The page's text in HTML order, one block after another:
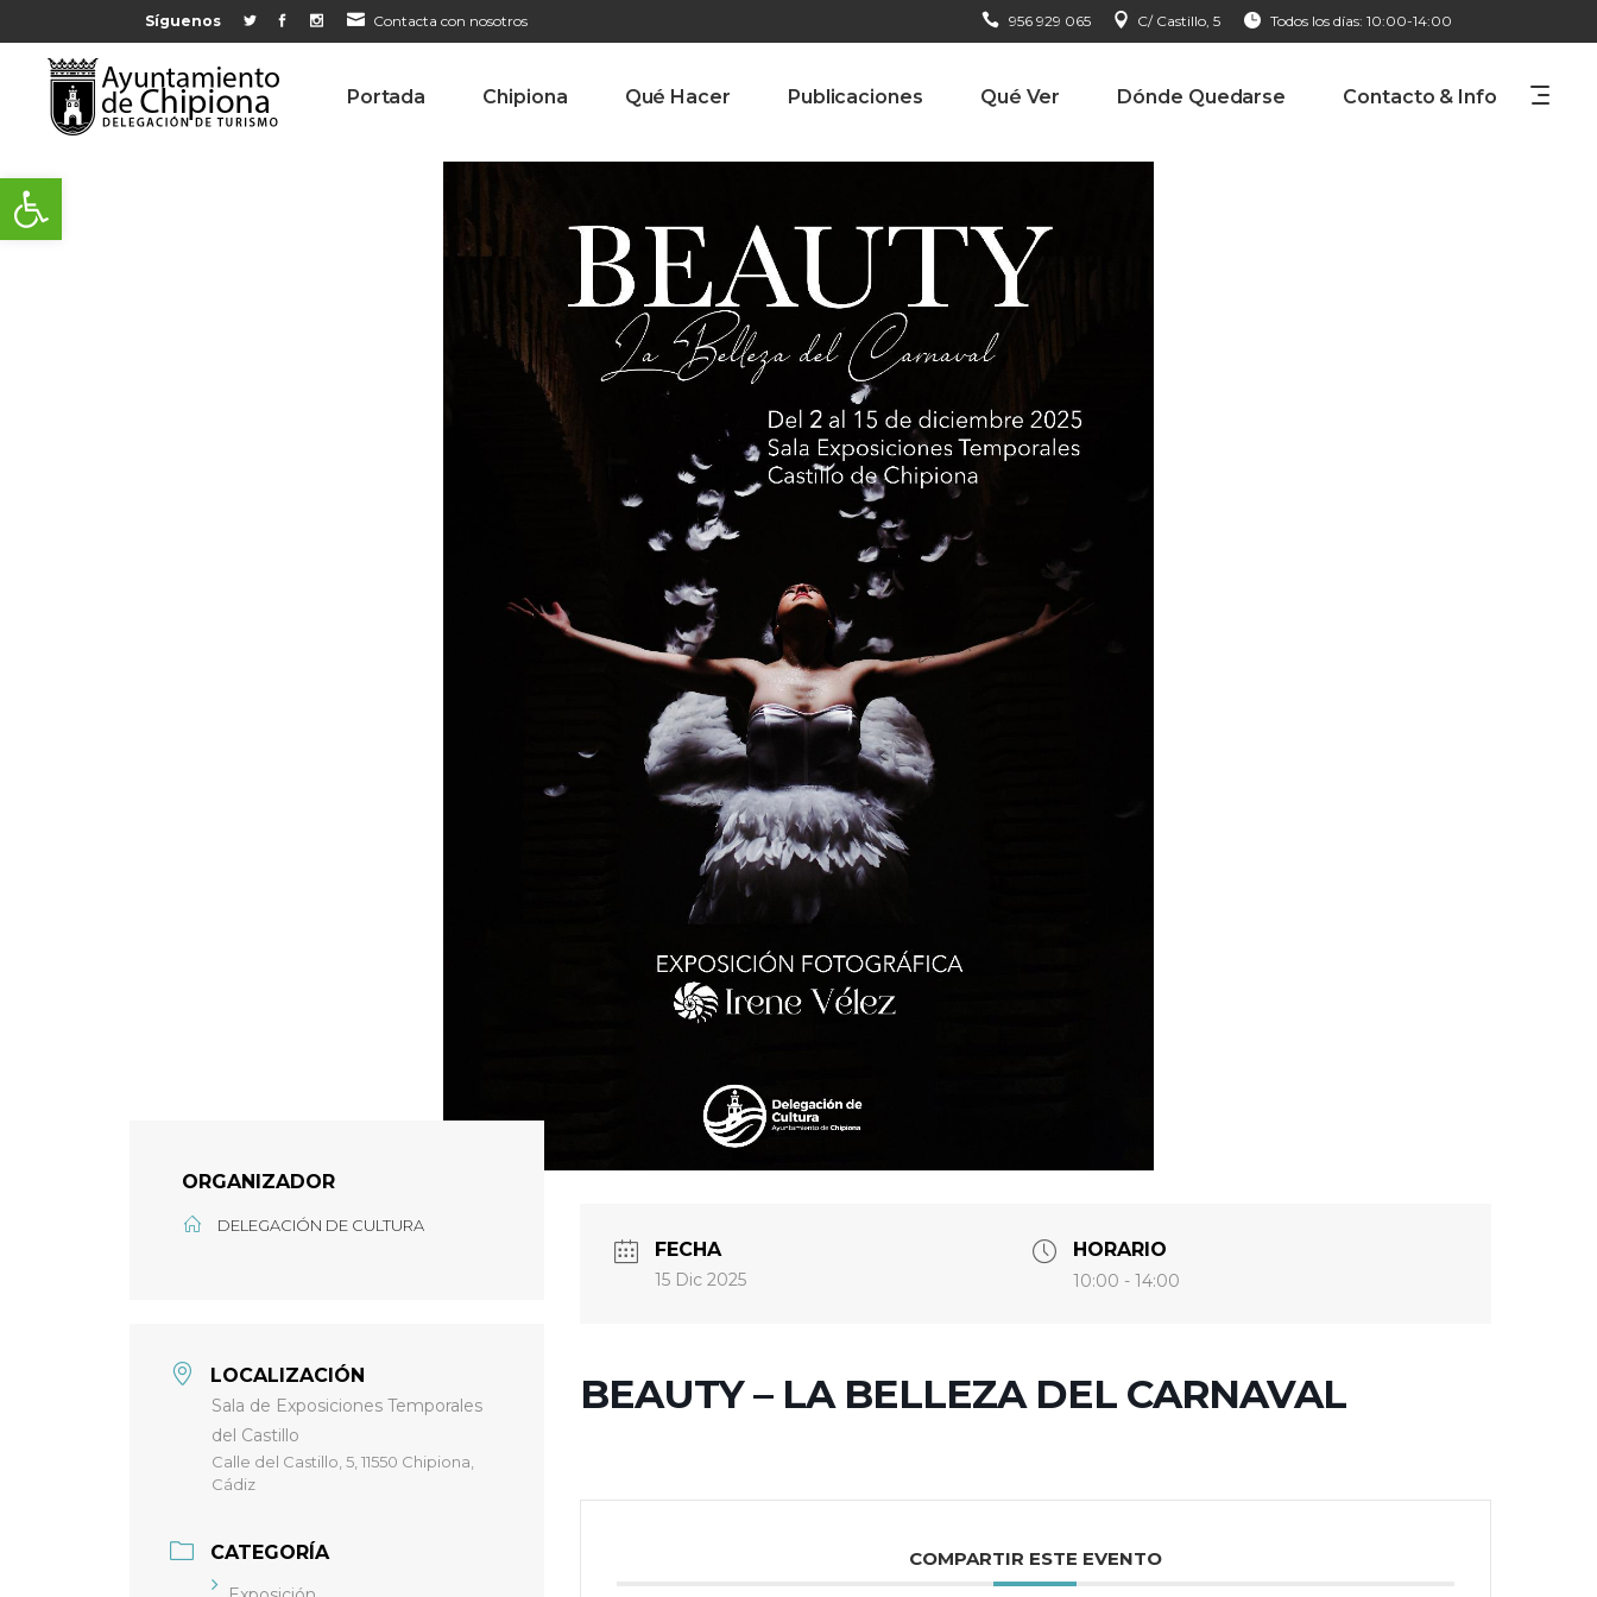
Abrir barra de herramientas
Síguenos Contacta con nosotros 956 929 065 C/ Castillo, 5 Todos los días: 10:00-14:00
Portada Chipiona Qué Hacer Publicaciones Qué Ver Dónde Quedarse Contacto & Info
ORGANIZADOR
DELEGACIÓN DE CULTURA
LOCALIZACIÓN
Sala de Exposiciones Temporales
del Castillo
Calle del Castillo, 5, 11550 Chipiona,
Cádiz
CATEGORÍA
FECHA
15 Dic 2025
HORARIO
10:00 - 14:00
BEAUTY – LA BELLEZA DEL CARNAVAL
COMPARTIR ESTE EVENTO